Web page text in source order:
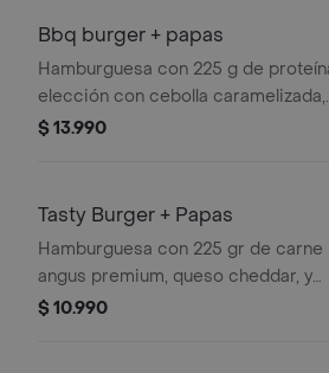
incluye papas fritas.
Bbq burger + papas
Hamburguesa con 225 g de
elección con cebolla caramelizada,
tocino ahumado, queso cheddar,
salsa ali oli (mayo ajo) aparte.
$ 13.990
Tasty Burger + Papas
Hamburguesa con 225 gr de carne
angus premium, queso cheddar, y
salsa Tasty (hecha a base de
$ 10.990